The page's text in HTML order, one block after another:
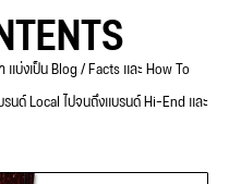
แบ่งเป็น Blog / Facts และ How To
นด์ Local ไปจนถึงแบรนด์ Hi-End และ